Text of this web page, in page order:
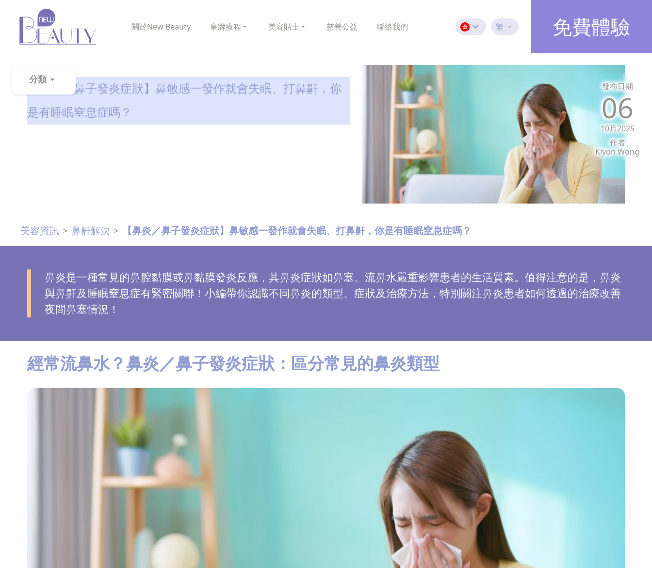
關於New Beauty 皇牌療程 美容貼士 慈善公益 聯絡我們 繁 免費體驗
分類
粉
刺
去
眼
生
髮
解
【鼻炎／鼻子發炎症狀】鼻敏感一發作就會失眠、打鼻鼾，你
是有睡眠窒息症嗎？
美容資訊 > 鼻鼾解決 > 【鼻炎／鼻子發炎症狀】鼻敏感一發作就會失眠、打鼻鼾，你是有睡眠窒息症嗎？
發布日期
06
10月2025
作者
Kiyon Wong
鼻炎是一種常見的鼻腔黏膜或鼻黏膜發炎反應，其鼻炎症狀如鼻塞、流鼻水嚴重影響患者的生活質素。值得注意的是，鼻炎
與鼻鼾及睡眠窒息症有緊密關聯！小編帶你認識不同鼻炎的類型、症狀及治療方法，特別關注鼻炎患者如何透過的治療改善
夜間鼻塞情況！
經常流鼻水？鼻炎／鼻子發炎症狀：區分常見的鼻炎類型